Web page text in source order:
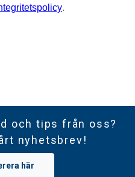
och tips från oss?
nyhetsbrev!
här